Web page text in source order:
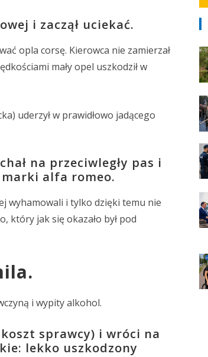
i zaczął uciekać.
opla corsę. Kierowca nie zamierzał
mały opel uszkodził w
uderzył w prawidłowo jadącego
na przeciwległy pas i
alfa romeo.
wyhamowali i tylko dzięki temu nie
który jak się okazało był pod
i wypity alkohol.
sprawcy) i wróci na
lekko uszkodzony